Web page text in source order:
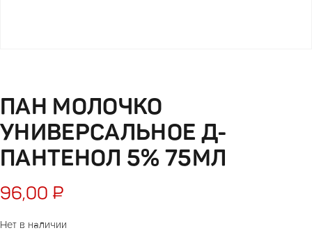
ПАН МОЛОЧКО
УНИВЕРСАЛЬНОЕ Д-
ПАНТЕНОЛ 5% 75МЛ
96,00 ₽
Нет в наличии